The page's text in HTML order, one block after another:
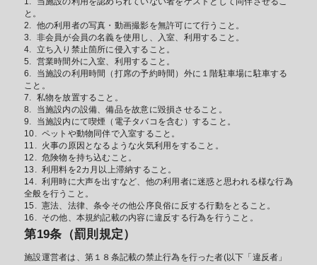
と。
他の利用者の写真・動画撮影を無許可にて行うこと。
非会員が会員の名義を使用し、入室、利用すること。
立ち入り禁止箇所に侵入すること。
営業時間外に入室、利用すること。
当施設の利用時間（打席の予約時間）外に１階駐車場に駐車する
こと。
私物を放置すること。
当施設内の設備、備品を故意に毀損させること。
当施設内にて喫煙（電子タバコを含む）すること。
ペットや動物同伴で入室すること。
火事の原因となるような火気利用をすること。
危険物を持ち込むこと。
利用料を2カ月以上滞納すること。
利用時に大声を出すなど、他の利用者に迷惑と思われる様な行為
全般を行うこと。
憲法、法律、条令その他公序良俗に反する行動をとること。
その他、本規約記載の内容に違反する行為を行うこと。
第19条（罰則規定）
施設運営者は、第１８条記載の禁止行為を行った者(以下「違反者」